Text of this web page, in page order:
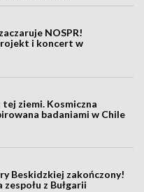
NOSPR!
i koncert w
tej ziemi. Kosmiczna
badaniami w Chile
Beskidzkiej zakończony!
z Bułgarii